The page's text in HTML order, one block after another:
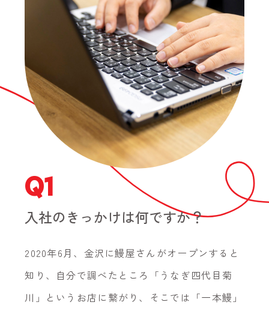
Q1
入社のきっかけは何ですか？
2020年6月、金沢に鰻屋さんがオープンすると
知り、自分で調べたところ「うなぎ四代目菊
川」というお店に繋がり、そこでは「一本鰻」